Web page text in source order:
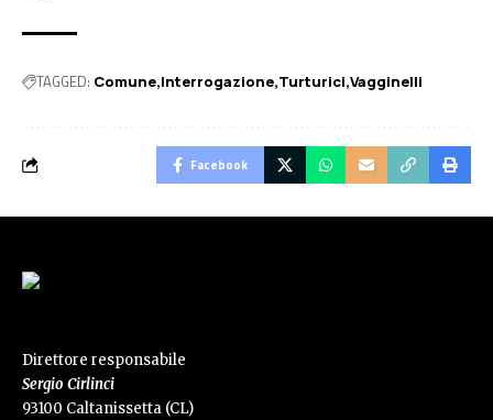
TAGGED: Comune Interrogazione Turturici Vagginelli
Facebook
Direttore responsabile
Sergio Cirlinci
93100 Caltanissetta (CL)